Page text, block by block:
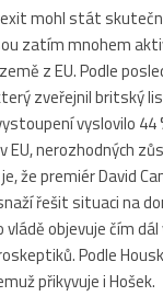
mohl stát
zatím mnohem
z EU. Podle
zveřejnil britský
vyslovilo 44
nerozhodných
že premiér David
řešit situaci na
vládě objevuje čím dál
Podle
přikyvuje i Hošek.